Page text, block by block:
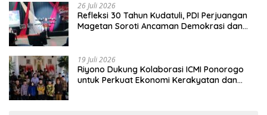
26 Juli 2026
Refleksi 30 Tahun Kudatuli, PDI Perjuangan
Magetan Soroti Ancaman Demokrasi dan
19 Juli 2026
Riyono Dukung Kolaborasi ICMI Ponorogo
untuk Perkuat Ekonomi Kerakyatan dan